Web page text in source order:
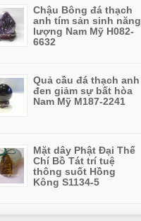
Chậu Bông đá thạch
anh tím sản sinh năng
lượng Nam Mỹ H082-
6632
Quả cầu đá thạch anh
đen giảm sự bất hòa
Nam Mỹ M187-2241
Mặt dây Phật Đại Thế
Chí Bồ Tát trí tuệ
thông suốt Hồng
Kông S1134-5